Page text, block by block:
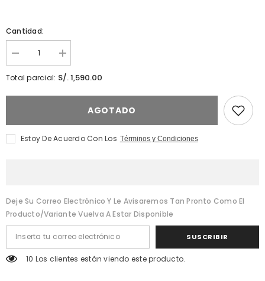
Cantidad:
Disminuir
cantidad
para
Xerjoff
Special
aumentar
la
cantidad
para
Monkey
Special
Total parcial: S/. 1,590.00
AGOTADO
Estoy De Acuerdo Con Los Términos y Condiciones
Deje Su Correo Electrónico Y Le Avisaremos Tan Pronto Como El
Producto/variante Vuelva A Estar Disponible
SUSCRIBIR
50 Los clientes están viendo este producto.